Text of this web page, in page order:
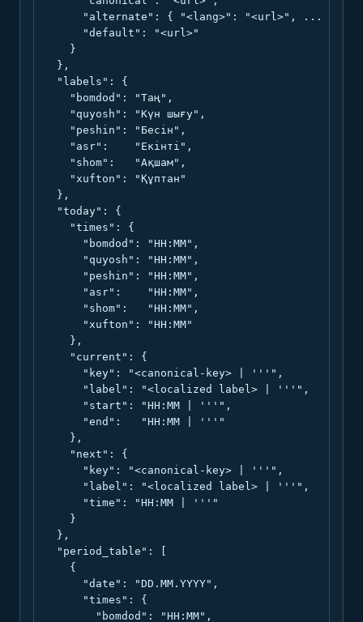
      "alternate": { "<lang>": "<url>", ... },
      "default": "<url>"
    }
  },
  "labels": {
    "bomdod": "Таң",
    "quyosh": "Күн шығу",
    "peshin": "Бесін",
    "asr":    "Екінті",
    "shom":   "Ақшам",
    "xufton": "Құптан"
  },
  "today": {
    "times": {
      "bomdod": "HH:MM",
      "quyosh": "HH:MM",
      "peshin": "HH:MM",
      "asr":    "HH:MM",
      "shom":   "HH:MM",
      "xufton": "HH:MM"
    },
    "current": {
      "key": "<canonical-key> | '''",
      "label": "<localized label> | '''",
      "start": "HH:MM | '''",
      "end":   "HH:MM | '''"
    },
    "next": {
      "key": "<canonical-key> | '''",
      "label": "<localized label> | '''",
      "time": "HH:MM | '''"
    }
  },
  "period_table": [
    {
      "date": "DD.MM.YYYY",
      "times": {
        "bomdod": "HH:MM",